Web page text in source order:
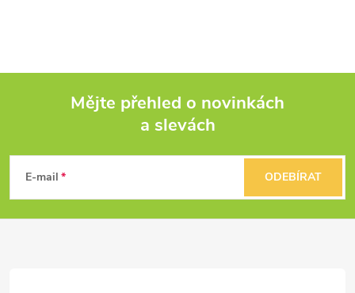
p
y
p
Mějte přehled o novinkách
a slevách
E-mail ODEBÍRAT